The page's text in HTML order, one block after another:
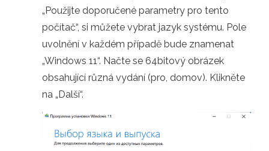
„Použijte doporučené parametry pro tento
počítač“, si můžete vybrat jazyk systému. Pole
uvolnění v každém případě bude znamenat
„Windows 11“. Načte se 64bitový obrázek
obsahující různá vydání (pro, domov). Klikněte
na „Další“.